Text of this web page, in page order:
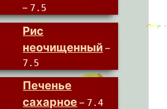
– 7.5
Рис
неочищенный –
7.5
Печенье
сахарное – 7.4